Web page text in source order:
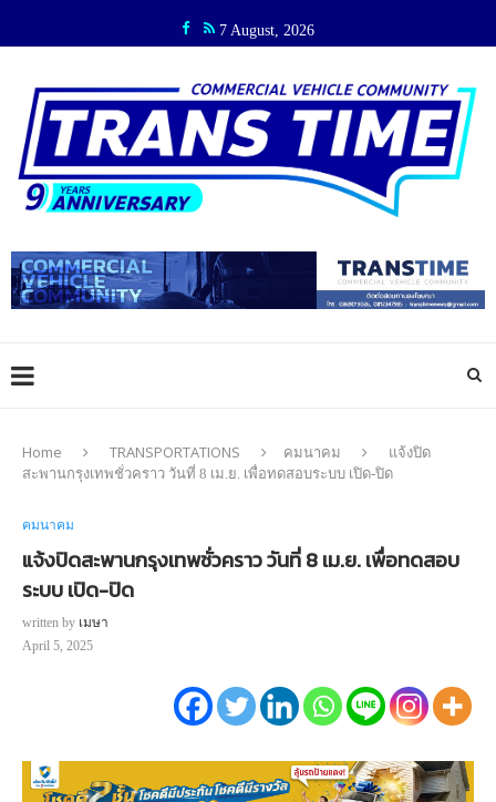
7 August, 2026
Home TRANSPORTATIONS คมนาคม
แจ้งปิด
สะพานกรุงเทพชั่วคราว วันที่ 8 เม.ย. เพื่อทดสอบระบบ เปิด-ปิด
คมนาคม
แจ้งปิดสะพานกรุงเทพชั่วคราว วันที่ 8 เม.ย. เพื่อทดสอบ
ระบบ เปิด-ปิด
written by เมษา
April 5, 2025